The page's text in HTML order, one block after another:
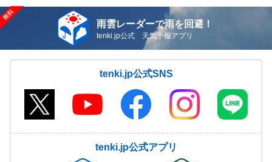
雨雲レーダーで雨を回避！
tenki.jp公式 天気予報アプリ
tenki.jp公式SNS
tenki.jp公式アプリ